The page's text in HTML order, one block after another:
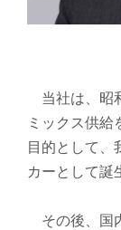
当社は、昭
ミックス供給
目的として、
カーとして誕
その後、国